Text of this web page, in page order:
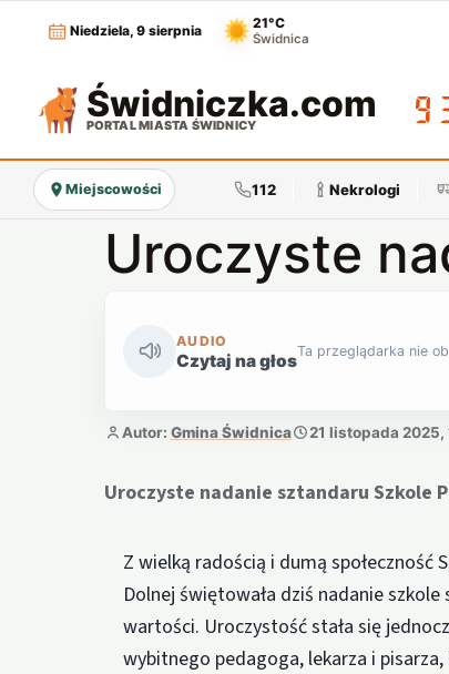
Niedziela, 9 sierpnia
21°C
Świdnica
Świdniczka.com
PORTAL MIASTA ŚWIDNICY
Miejscowości 112 Nekrologi
Uroczyste
AUDIO
Czytaj na głosTa przeglądarka nie
Autor: Gmina Świdnica 21 listopada 2025,
Uroczyste nadanie sztandaru Szkole
Z wielką radością i dumą społeczność
Dolnej świętowała dziś nadanie
wartości. Uroczystość stała się
wybitnego pedagoga, lekarza i